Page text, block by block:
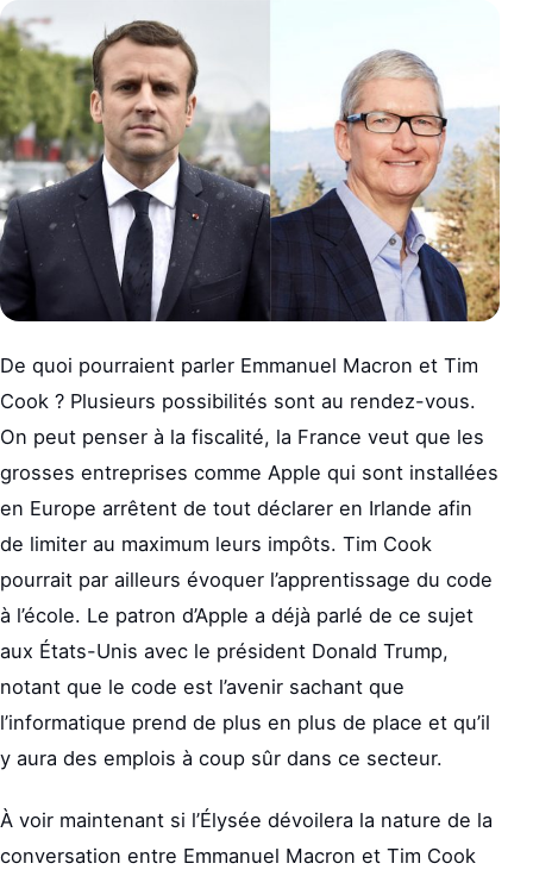
De quoi pourraient parler Emmanuel Macron et Tim
Cook ? Plusieurs possibilités sont au rendez-vous.
On peut penser à la fiscalité, la France veut que les
grosses entreprises comme Apple qui sont installées
en Europe arrêtent de tout déclarer en Irlande afin
de limiter au maximum leurs impôts. Tim Cook
pourrait par ailleurs évoquer l’apprentissage du code
à l’école. Le patron d’Apple a déjà parlé de ce sujet
aux États-Unis avec le président Donald Trump,
notant que le code est l’avenir sachant que
l’informatique prend de plus en plus de place et qu’il
y aura des emplois à coup sûr dans ce secteur.
À voir maintenant si l’Élysée dévoilera la nature de la
conversation entre Emmanuel Macron et Tim Cook